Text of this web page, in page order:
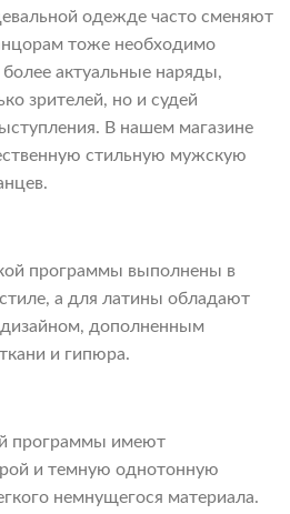
одежде часто сменяют
тоже необходимо
актуальные наряды,
зрителей, но и судей
В нашем магазине
стильную мужскую
программы выполнены в
а для латины обладают
дополненным
и гипюра.
программы имеют
и темную однотонную
немнущегося материала.